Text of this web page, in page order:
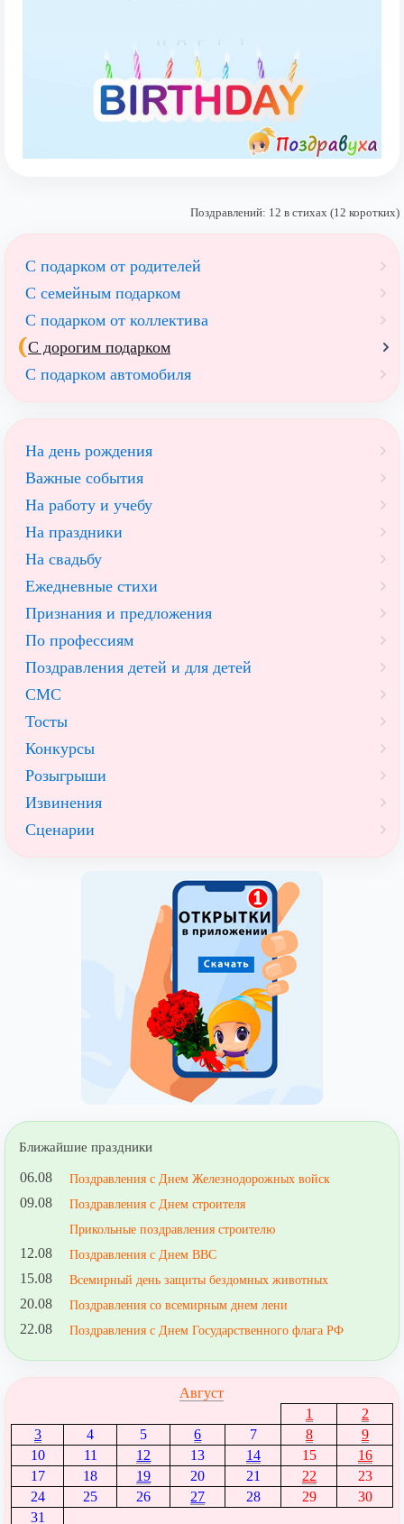
Поздравлений: 12 в стихах (12 коротких)
С подарком от родителей
С семейным подарком
С подарком от коллектива
С дорогим подарком
С подарком автомобиля
На день рождения
Важные события
На работу и учебу
На праздники
На свадьбу
Ежедневные стихи
Признания и предложения
По профессиям
Поздравления детей и для детей
СМС
Тосты
Конкурсы
Розыгрыши
Извинения
Сценарии
Ближайшие праздники
06.08 Поздравления с Днем Железнодорожных войск
09.08
Поздравления с Днем строителя
Прикольные поздравления строителю
12.08 Поздравления с Днем ВВС
15.08 Всемирный день защиты бездомных животных
20.08 Поздравления со всемирным днем лени
22.08 Поздравления с Днем Государственного флага РФ
Август
1
2
3
4 5 6 7 8
9
10
11 12 13 14 15
16
17
18 19 20 21 22
23
24
25 26 27 28 29
30
31